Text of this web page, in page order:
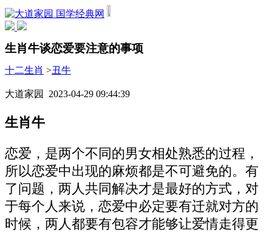
国学经典网
生肖牛谈恋爱要注意的事项
十二生肖 >丑牛
大道家园 2023-04-29 09:44:39
生肖牛
恋爱，是两个不同的男女相处熟悉的过程，
所以恋爱中出现的麻烦都是不可避免的。有
了问题，两人共同解决才是最好的方式，对
于每个人来说，恋爱中必定要有迁就对方的
时候，两人都要有包容才能够让爱情走得更